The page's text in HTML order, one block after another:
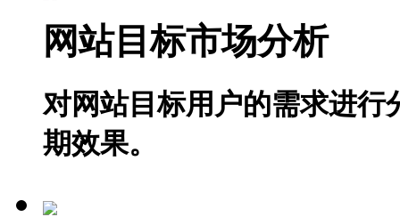
网站目标市场分析
对网站目标用户的需求进行
期效果。